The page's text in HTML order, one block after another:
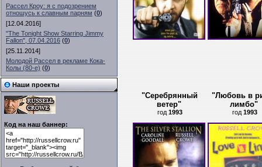
Рассел Кроу: я с подозрением
отношусь к славным парням (0)
[12.04.2016]
"The Tonight Show Starring Jimmy
Fallon", 07.04.2016 (0)
[25.11.2014]
Молодой Рассел в рекламе Кока-
Колы (80-е) (0)
Наши проекты
Код на наш баннер:
"Серебрянный
ветер"
год1993
"Любовь в
лимбо"
год1993